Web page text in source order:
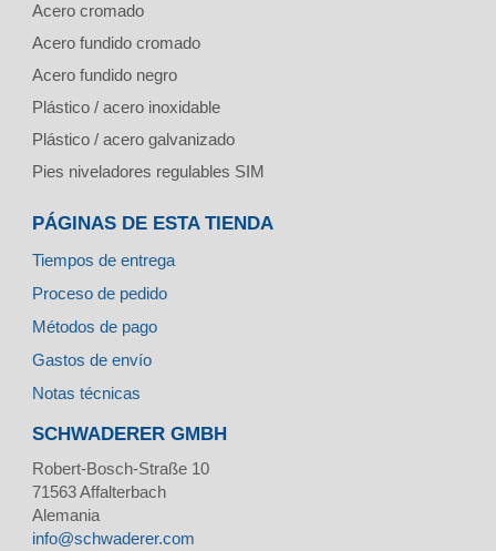
Acero cromado
Acero fundido cromado
Acero fundido negro
Plástico / acero inoxidable
Plástico / acero galvanizado
Pies niveladores regulables SIM
PÁGINAS DE ESTA TIENDA
Tiempos de entrega
Proceso de pedido
Métodos de pago
Gastos de envío
Notas técnicas
SCHWADERER GMBH
Robert-Bosch-Straße 10
71563Affalterbach
Alemania
info@schwaderer.com